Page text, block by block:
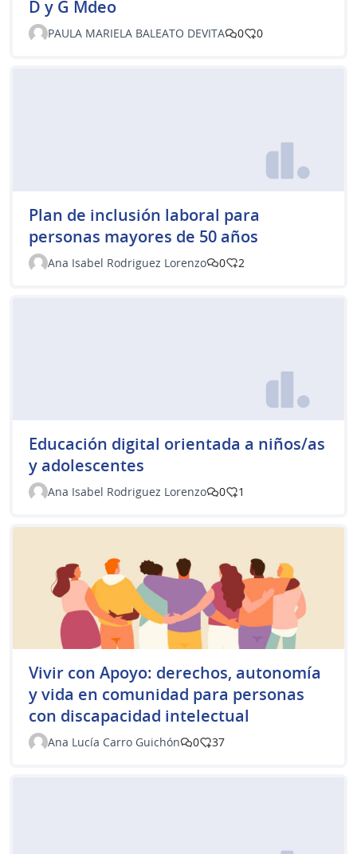
D y G Mdeo
PAULA MARIELA BALEATO DEVITA 0 0
Plan de inclusión laboral para
personas mayores de 50 años
Ana Isabel Rodriguez Lorenzo 0 2
Educación digital orientada a niños/as
y adolescentes
Ana Isabel Rodriguez Lorenzo 0 1
Vivir con Apoyo: derechos, autonomía
y vida en comunidad para personas
con discapacidad intelectual
Ana Lucía Carro Guichón 0 37